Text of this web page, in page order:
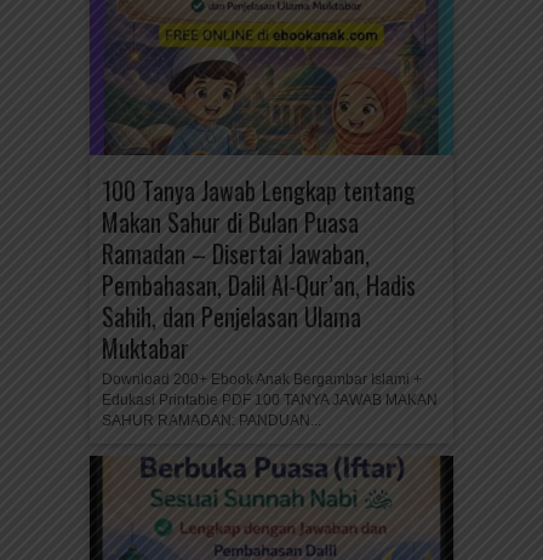
100 Tanya Jawab Lengkap tentang
Makan Sahur di Bulan Puasa
Ramadan – Disertai Jawaban,
Pembahasan, Dalil Al-Qur’an, Hadis
Sahih, dan Penjelasan Ulama
Muktabar
Download 200+ Ebook Anak Bergambar Islami +
Edukasi Printable PDF 100 TANYA JAWAB MAKAN
SAHUR RAMADAN: PANDUAN...